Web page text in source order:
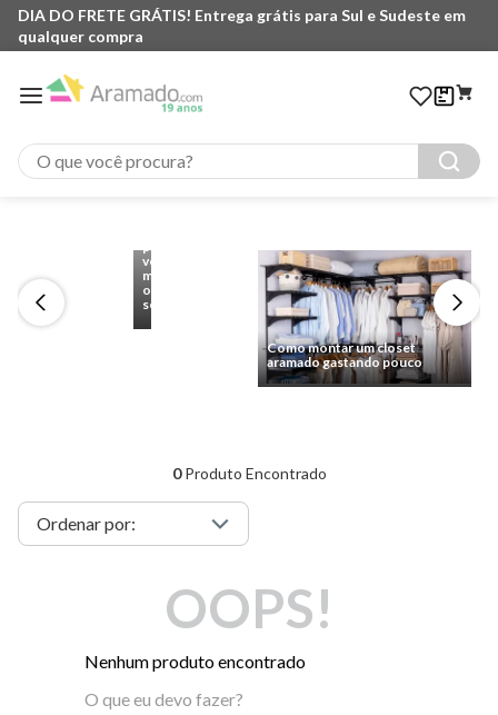
DIA DO FRETE GRÁTIS! Entrega grátis para Sul e Sudeste em
qualquer compra
O que você procura?
Cantinho
você
montar
o
seu
Como montar um closet
aramado gastando pouco
0Produto Encontrado
OOPS!
Nenhum produto encontrado
O que eu devo fazer?